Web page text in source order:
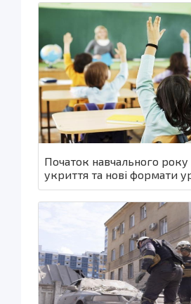
Початок навчального року
укриття та нові формати